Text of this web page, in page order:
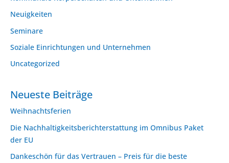
Neuigkeiten
Seminare
Soziale Einrichtungen und Unternehmen
Uncategorized
Neueste Beiträge
Weihnachtsferien
Die Nachhaltigkeitsberichterstattung im Omnibus Paket
der EU
Dankeschön für das Vertrauen – Preis für die beste